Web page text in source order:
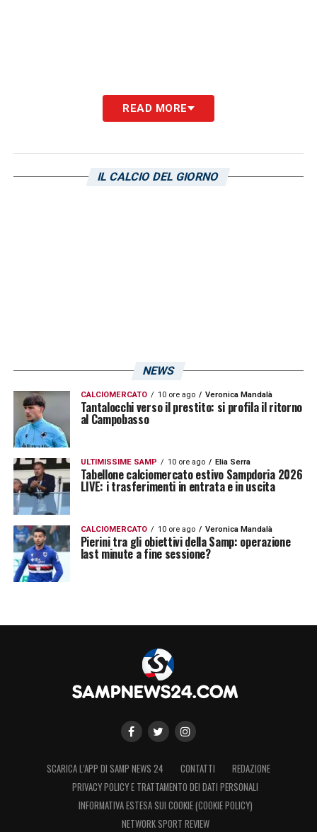
READ MORE
IL CALCIO DEL GIORNO
NEWS
CALCIOMERCATO 10 ore ago Veronica Mandalà
Tantalocchi verso il prestito: si profila il ritorno
al Campobasso
ULTIMISSIME SAMP 10 ore ago Elia Serra
Tabellone calciomercato estivo Sampdoria 2026
LIVE: i trasferimenti in entrata e in uscita
CALCIOMERCATO 10 ore ago Veronica Mandalà
Pierini tra gli obiettivi della Samp: operazione
last minute a fine sessione?
SCARICA L’APP DI SAMP NEWS 24 CONTATTI
REDAZIONE
PRIVACY POLICY E TRATTAMENTO DEI DATI PERSONALI
INFORMATIVA ESTESA SUI COOKIE (COOKIE POLICY)
NETWORK SPORT REVIEW